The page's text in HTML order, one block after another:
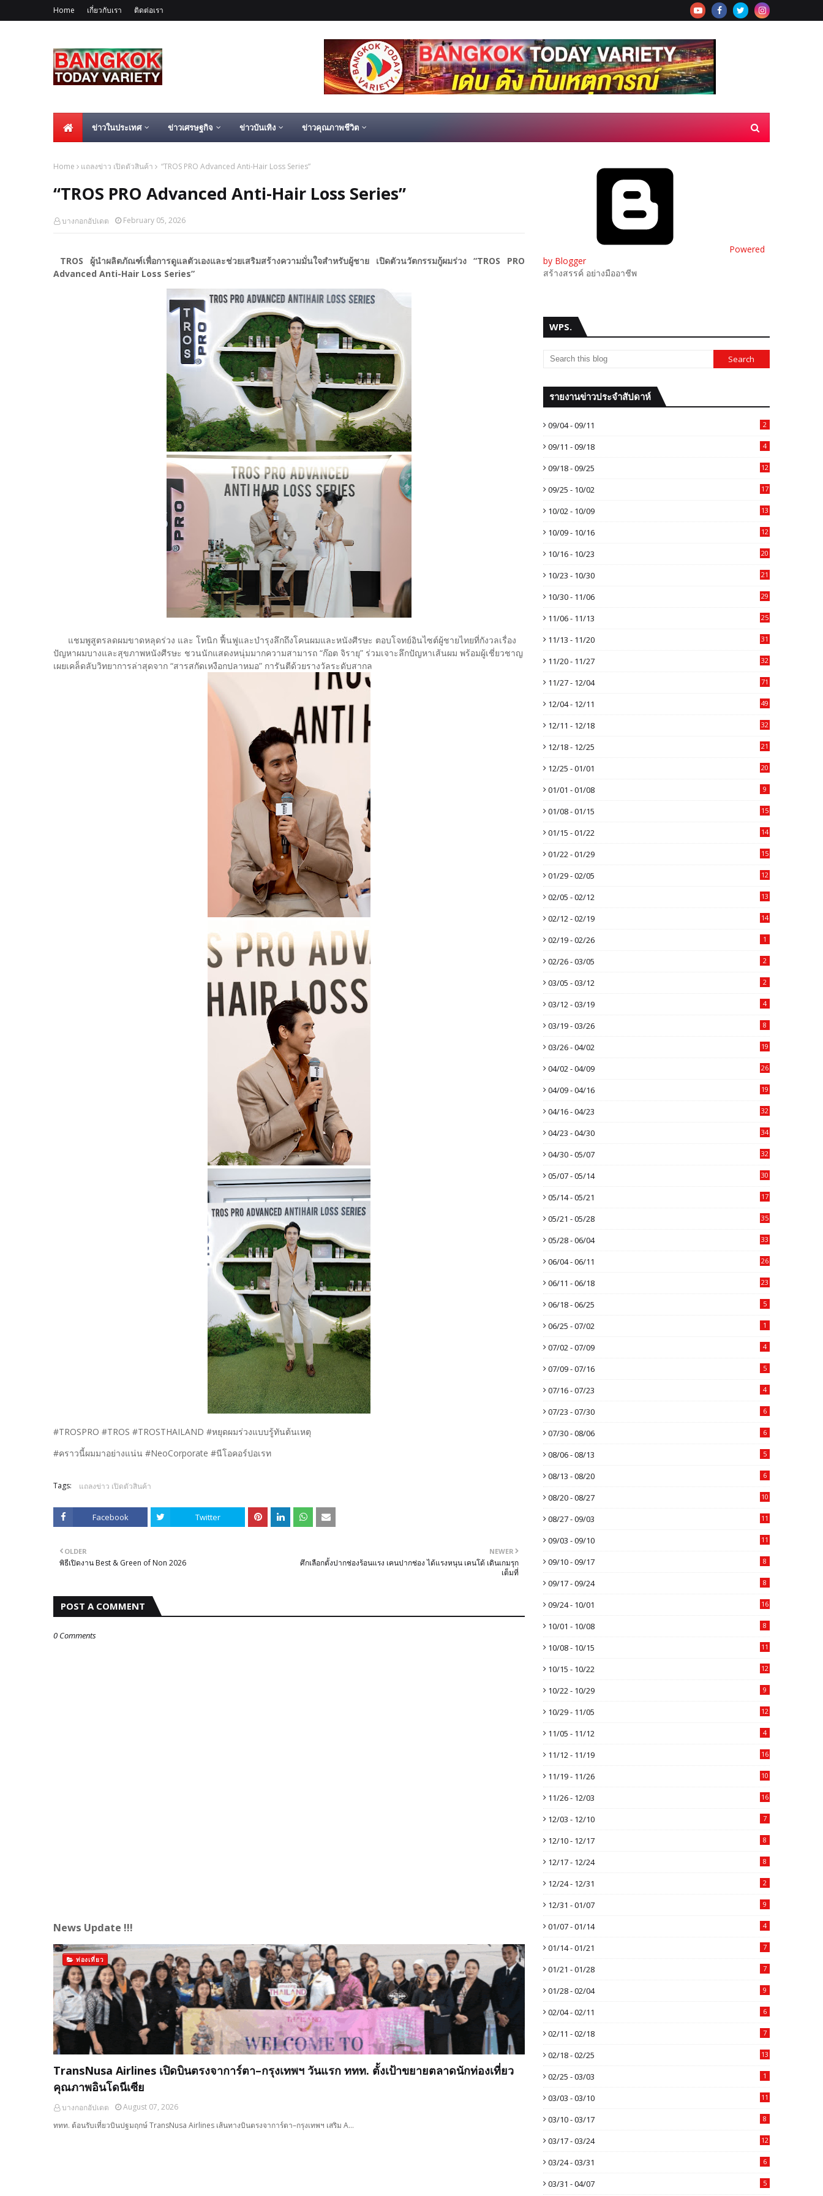
Home เกี่ยวกับเรา ติดต่อเรา
ข่าวในประเทศ ข่าวเศรษฐกิจ ข่าวบันเทิง ข่าวคุณภาพชีวิต
Home แถลงข่าว เปิดตัวสินค้า “TROS PRO Advanced Anti-Hair Loss Series”
“TROS PRO Advanced Anti-Hair Loss Series”
บางกอกอัปเดต February 05, 2026
TROS ผู้นำผลิตภัณฑ์เพื่อการดูแลตัวเองและช่วยเสริมสร้างความมั่นใจสำหรับผู้ชาย เปิดตัวนวัตกรรมกู้ผมร่วง “TROS PRO
Advanced Anti-Hair Loss Series”
แชมพูสูตรลดผมขาดหลุดร่วง และ โทนิก ฟื้นฟูและบำรุงลึกถึงโคนผมและหนังศีรษะ ตอบโจทย์อินไซต์ผู้ชายไทยที่กังวลเรื่อง
ปัญหาผมบางและสุขภาพหนังศีรษะ ชวนนักแสดงหนุ่มมากความสามารถ “ก๊อต จิรายุ” ร่วมเจาะลึกปัญหาเส้นผม พร้อมผู้เชี่ยวชาญ
เผยเคล็ดลับวิทยาการล่าสุดจาก “สารสกัดเหงือกปลาหมอ” การันตีด้วยรางวัลระดับสากล
#TROSPRO #TROS #TROSTHAILAND #หยุดผมร่วงแบบรู้ทันต้นเหตุ
#คราวนี้ผมมาอย่างแน่น #NeoCorporate #นีโอคอร์ปอเรท
Tags: แถลงข่าว เปิดตัวสินค้า
Facebook Twitter
NEWER
ศึกเลือกตั้งปากช่องร้อนแรง เคนปากช่อง ได้แรงหนุน เคนโด้ เดินเกมรุก
เต็มที่
OLDER
พิธีเปิดงาน Best & Green of Non 2026
POST A COMMENT
0 Comments
News Update !!!
ท่องเที่ยว
TransNusa Airlines เปิดบินตรงจาการ์ตา–กรุงเทพฯ วันแรก ททท. ตั้งเป้าขยายตลาดนักท่องเที่ยว
คุณภาพอินโดนีเซีย
บางกอกอัปเดต
August 07, 2026
ททท. ต้อนรับเที่ยวบินปฐมฤกษ์ TransNusa Airlines เส้นทางบินตรงจาการ์ตา–กรุงเทพฯ เสริม A…
Powered
by Blogger
สร้างสรรค์ อย่างมืออาชีพ
WPS.
รายงานข่าวประจำสัปดาห์
09/04 - 09/11 2
09/11 - 09/18 4
09/18 - 09/25 12
09/25 - 10/02 17
10/02 - 10/09 13
10/09 - 10/16 12
10/16 - 10/23 20
10/23 - 10/30 21
10/30 - 11/06 29
11/06 - 11/13 25
11/13 - 11/20 31
11/20 - 11/27 32
11/27 - 12/04 71
12/04 - 12/11 49
12/11 - 12/18 32
12/18 - 12/25 21
12/25 - 01/01 20
01/01 - 01/08 9
01/08 - 01/15 15
01/15 - 01/22 14
01/22 - 01/29 15
01/29 - 02/05 12
02/05 - 02/12 13
02/12 - 02/19 14
02/19 - 02/26 1
02/26 - 03/05 2
03/05 - 03/12 2
03/12 - 03/19 4
03/19 - 03/26 8
03/26 - 04/02 19
04/02 - 04/09 26
04/09 - 04/16 19
04/16 - 04/23 32
04/23 - 04/30 34
04/30 - 05/07 32
05/07 - 05/14 30
05/14 - 05/21 17
05/21 - 05/28 35
05/28 - 06/04 33
06/04 - 06/11 26
06/11 - 06/18 23
06/18 - 06/25 5
06/25 - 07/02 1
07/02 - 07/09 4
07/09 - 07/16 5
07/16 - 07/23 4
07/23 - 07/30 6
07/30 - 08/06 6
08/06 - 08/13 5
08/13 - 08/20 6
08/20 - 08/27 10
08/27 - 09/03 11
09/03 - 09/10 11
09/10 - 09/17 8
09/17 - 09/24 8
09/24 - 10/01 16
10/01 - 10/08 8
10/08 - 10/15 11
10/15 - 10/22 12
10/22 - 10/29 9
10/29 - 11/05 12
11/05 - 11/12 4
11/12 - 11/19 16
11/19 - 11/26 10
11/26 - 12/03 16
12/03 - 12/10 7
12/10 - 12/17 8
12/17 - 12/24 8
12/24 - 12/31 2
12/31 - 01/07 9
01/07 - 01/14 4
01/14 - 01/21 7
01/21 - 01/28 7
01/28 - 02/04 9
02/04 - 02/11 6
02/11 - 02/18 7
02/18 - 02/25 13
02/25 - 03/03 1
03/03 - 03/10 11
03/10 - 03/17 8
03/17 - 03/24 12
03/24 - 03/31 6
03/31 - 04/07 5